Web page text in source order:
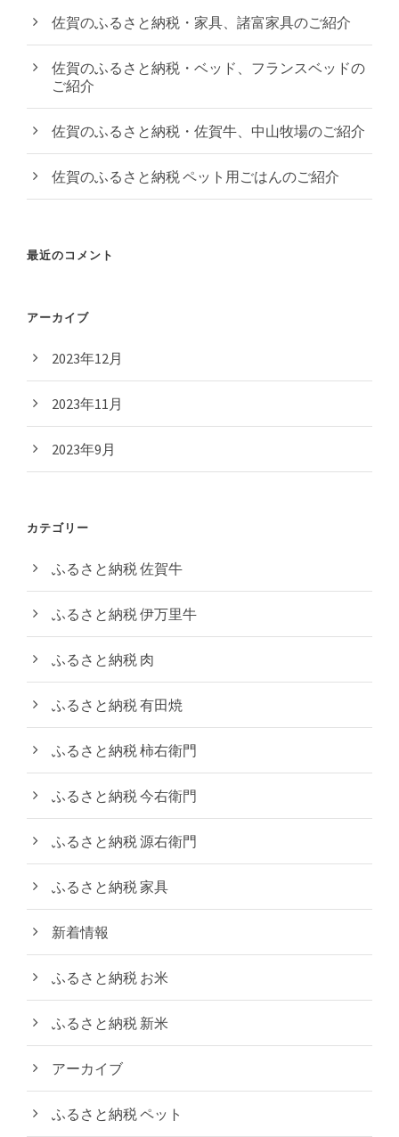
佐賀のふるさと納税・家具、諸富家具のご紹介
佐賀のふるさと納税・ベッド、フランスベッドの
ご紹介
佐賀のふるさと納税・佐賀牛、中山牧場のご紹介
佐賀のふるさと納税 ペット用ごはんのご紹介
最近のコメント
アーカイブ
2023年12月
2023年11月
2023年9月
カテゴリー
ふるさと納税 佐賀牛
ふるさと納税 伊万里牛
ふるさと納税 肉
ふるさと納税 有田焼
ふるさと納税 柿右衛門
ふるさと納税 今右衛門
ふるさと納税 源右衛門
ふるさと納税 家具
新着情報
ふるさと納税 お米
ふるさと納税 新米
アーカイブ
ふるさと納税 ペット